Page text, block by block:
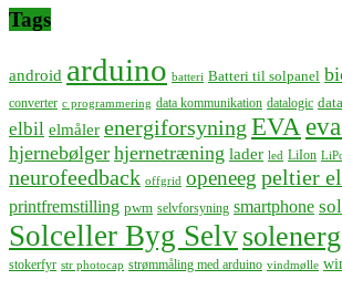
Tags
android arduino batteri Batteri til solpanel
converter c programmering data kommunikation datalogic
elbil elmåler energiforsyning EVA
hjernebølger hjernetræning lader led LiIon
neurofeedback offgrid openeeg peltier
printfremstilling pwm selvforsyning smartphone
Solceller Byg Selv
stokerfyr str photocap strømmåling med arduino vindmølle